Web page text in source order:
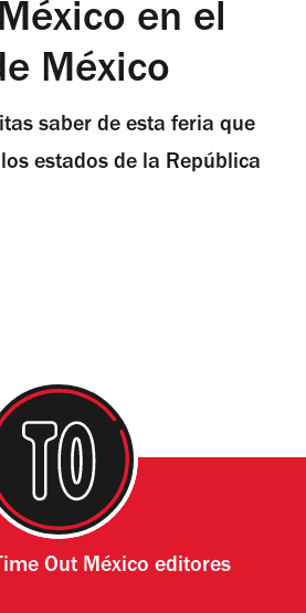
en el
México
saber de esta feria que
estados de la República
Out México editores